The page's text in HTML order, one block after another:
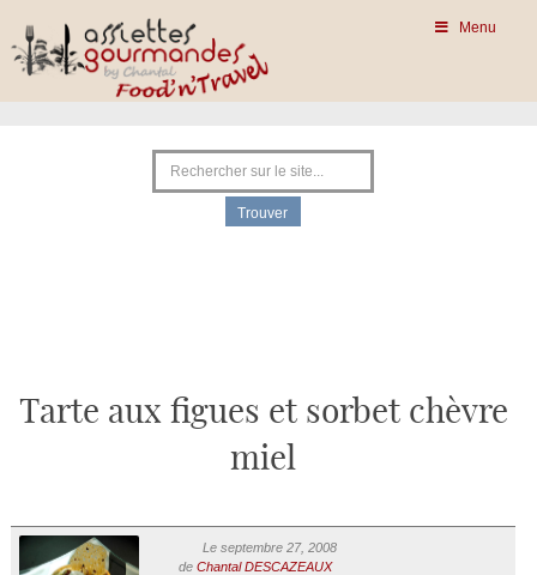
Menu
Tarte aux figues et sorbet chèvre
miel
Le septembre 27, 2008
de Chantal DESCAZEAUX